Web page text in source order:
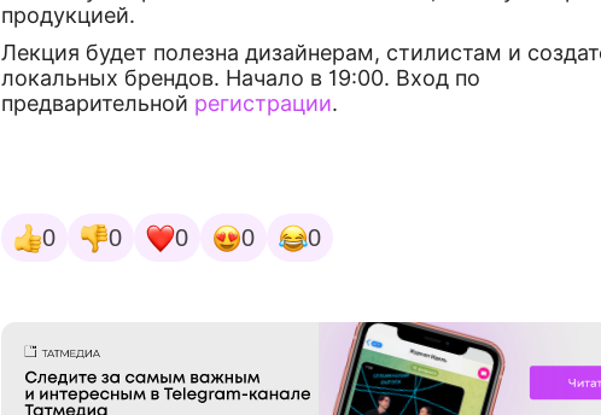
продукцией.
Лекция будет полезна дизайнерам, стилистам и
локальных брендов. Начало в 19:00. Вход по
предварительной регистрации.
0 0 0 0 0